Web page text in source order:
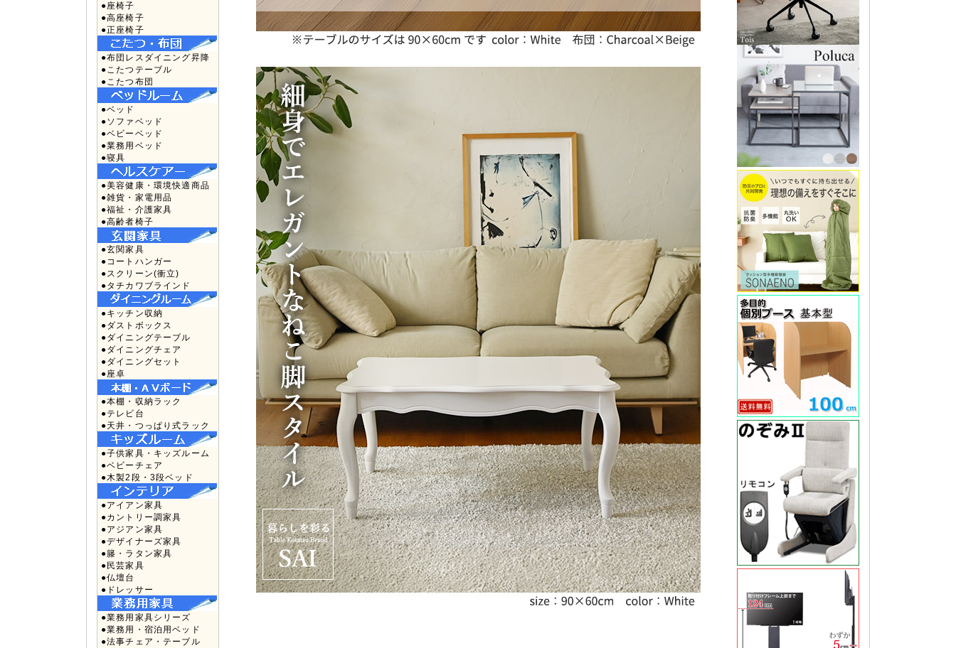
●座椅子
●高座椅子
●正座椅子
●布団レスダイニング昇降
●こたつテーブル
●こたつ布団
●ベッド
●ソファベッド
●ベビーベッド
●業務用ベッド
●寝具
●美容健康・環境快適商品
●雑貨・家電用品
●福祉・介護家具
●高齢者椅子
●玄関家具
●コートハンガー
●スクリーン(衝立)
●タチカワブラインド
●キッチン収納
●ダストボックス
●ダイニングテーブル
●ダイニングチェア
●ダイニングセット
●座卓
●本棚・収納ラック
●テレビ台
●天井・つっぱり式ラック
●子供家具・キッズルーム
●ベビーチェア
●木製2段・3段ベッド
●アイアン家具
●カントリー調家具
●アジアン家具
●デザイナーズ家具
●籐・ラタン家具
●民芸家具
●仏壇台
●ドレッサー
●業務用家具シリーズ
●業務用・宿泊用ベッド
●法事チェア・テーブル